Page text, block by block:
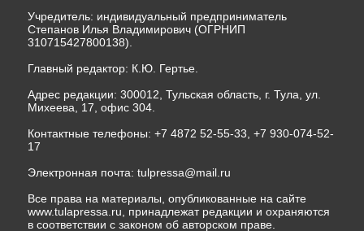
Учредитель: индивидуальный предприниматель
Степанов Илья Владимирович (ОГРНИП
310715427800138).
Главный редактор: К.Ю. Гертье.
Адрес редакции: 300012, Тульская область, г. Тула, ул.
Михеева, 17, офис 304.
Контактные телефоны: +7 4872 52-55-33, +7 930-074-52-
17
Электронная почта: tulpressa@mail.ru
Все права на материалы, опубликованные на сайте
www.tulapressa.ru, принадлежат редакции и охраняются
в соответствии с законом об авторском праве.